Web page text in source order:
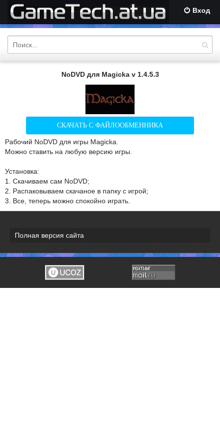
Вход
NoDVD для Magicka v 1.4.5.3
СКАЧАТЬ С ФАЙЛООБМЕННИКА
Рабочий NoDVD для игры Magicka.
Можно ставить на любую версию игры.
Установка:
1. Скачиваем сам NoDVD;
2. Распаковываем скачаное в папку с игрой;
3. Все, теперь можно спокойно играть.
Полная версия сайта